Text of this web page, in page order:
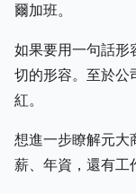
爾加班。
如果要用一句話形
切的形容。至於公
紅。
想進一步瞭解元大
薪、年資，還有工